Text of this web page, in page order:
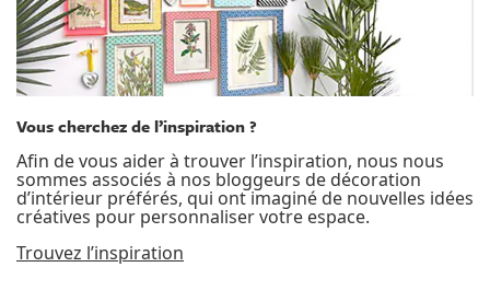
Vous cherchez de l’inspiration ?
Afin de vous aider à trouver l’inspiration, nous nous
sommes associés à nos bloggeurs de décoration
d’intérieur préférés, qui ont imaginé de nouvelles idées
créatives pour personnaliser votre espace.
Trouvez l’inspiration